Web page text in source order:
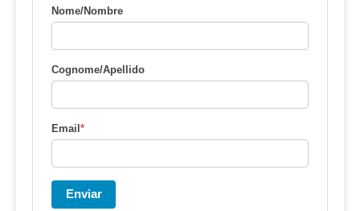
Nome/Nombre
Cognome/Apellido
Email*
Enviar